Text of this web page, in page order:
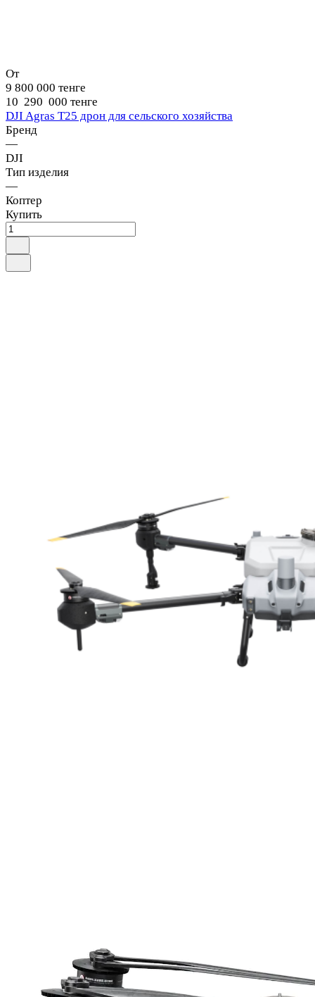
От
9 800 000 тенге
10 290 000 тенге
DJI Agras T25 дрон для сельского хозяйства
Бренд
—
DJI
Тип изделия
—
Коптер
Купить